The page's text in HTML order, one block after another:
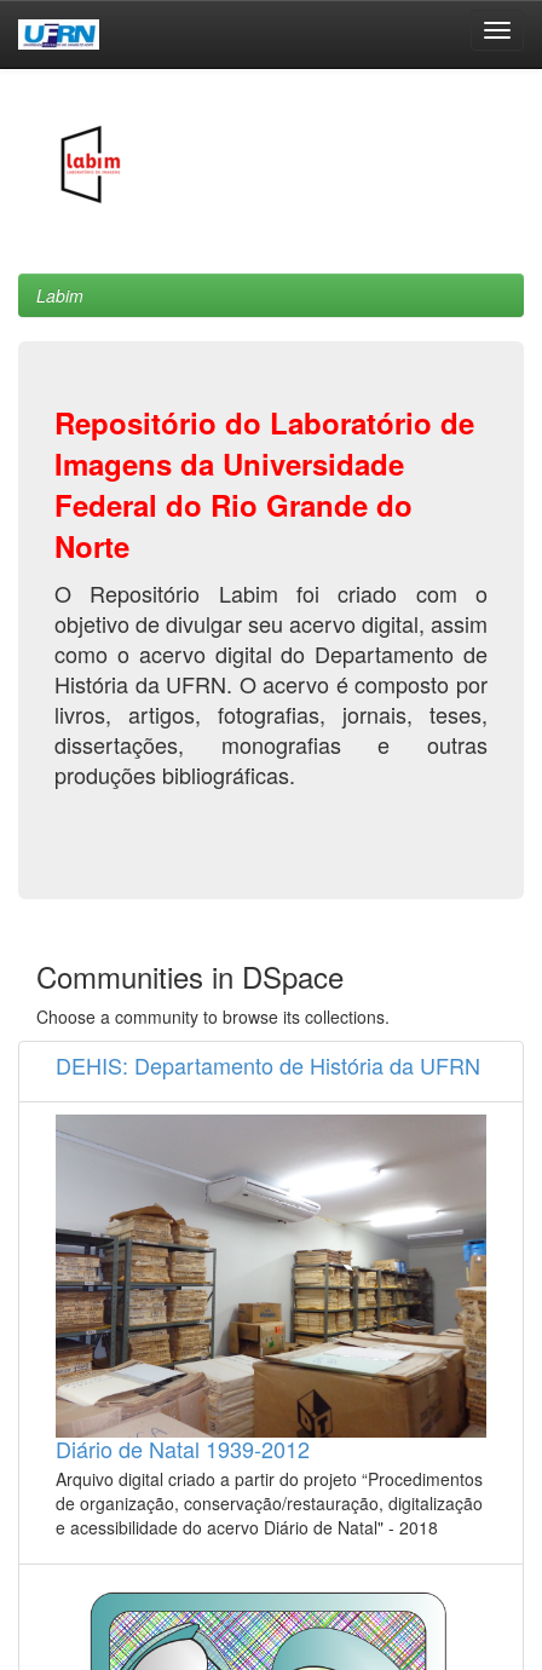
Labim
Repositório do Laboratório de
Imagens da Universidade
Federal do Rio Grande do
Norte
O Repositório Labim foi criado com o
objetivo de divulgar seu acervo digital, assim
como o acervo digital do Departamento de
História da UFRN. O acervo é composto por
livros, artigos, fotografias, jornais, teses,
dissertações, monografias e outras
produções bibliográficas.
Communities in DSpace
Choose a community to browse its collections.
DEHIS: Departamento de História da UFRN
Diário de Natal 1939-2012
Arquivo digital criado a partir do projeto “Procedimentos
de organização, conservação/restauração, digitalização
e acessibilidade do acervo Diário de Natal" - 2018